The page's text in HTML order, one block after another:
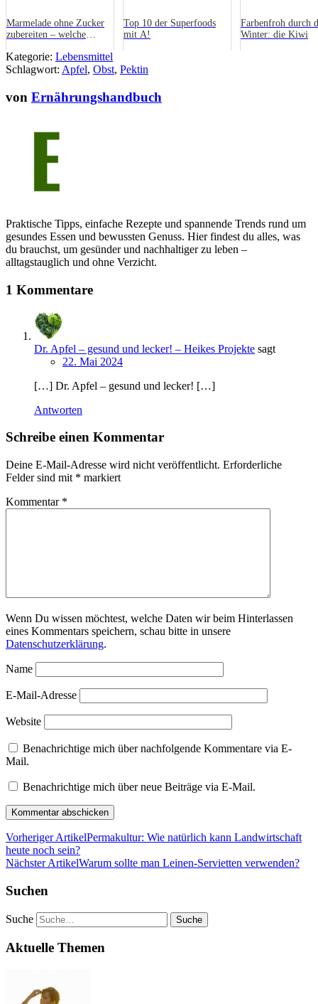
Marmelade ohne Zucker
zubereiten – welche
Top 10 der Superfoods
mit A!
Farbenfroh durch
Winter: die Kiwi
Kategorie: Lebensmittel
Schlagwort: Apfel, Obst, Pektin
von Ernährungshandbuch
Praktische Tipps, einfache Rezepte und spannende Trends rund um
gesundes Essen und bewussten Genuss. Hier findest du alles, was
du brauchst, um gesünder und nachhaltiger zu leben –
alltagstauglich und ohne Verzicht.
1 Kommentare
Dr. Apfel – gesund und lecker! – Heikes Projekte sagt
22. Mai 2024
[…] Dr. Apfel – gesund und lecker! […]
Antworten
Schreibe einen Kommentar
Deine E-Mail-Adresse wird nicht veröffentlicht. Erforderliche
Felder sind mit * markiert
Kommentar *
Wenn Du wissen möchtest, welche Daten wir beim Hinterlassen
eines Kommentars speichern, schau bitte in unsere
Datenschutzerklärung.
Name
E-Mail-Adresse
Website
Benachrichtige mich über nachfolgende Kommentare via E-
Mail.
Benachrichtige mich über neue Beiträge via E-Mail.
Vorheriger ArtikelPermakultur: Wie natürlich kann Landwirtschaft
heute noch sein?
Nächster ArtikelWarum sollte man Leinen-Servietten verwenden?
Suchen
Suche
Aktuelle Themen